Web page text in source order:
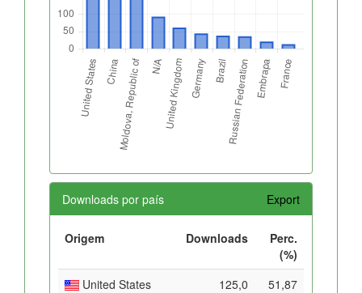
Downloads por país Export
Origem Downloads
Perc.
(%)
United States
125,0
51,87